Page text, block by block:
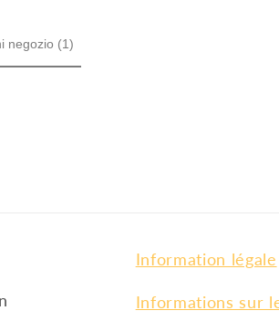
negozio (1)
Information légale
Informations sur